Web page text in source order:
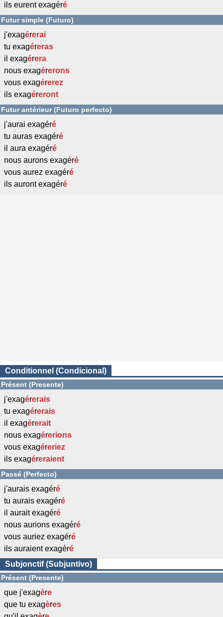
ils eurent exagéré
Futur simple (Futuro)
j'exagérerai
tu exagéreras
il exagérera
nous exagérerons
vous exagérerez
ils exagéreront
Futur antérieur (Futuro perfecto)
j'aurai exagéré
tu auras exagéré
il aura exagéré
nous aurons exagéré
vous aurez exagéré
ils auront exagéré
Conditionnel (Condicional)
Présent (Presente)
j'exagérerais
tu exagérerais
il exagérerait
nous exagérerions
vous exagéreriez
ils exagéreraient
Passé (Perfecto)
j'aurais exagéré
tu aurais exagéré
il aurait exagéré
nous aurions exagéré
vous auriez exagéré
ils auraient exagéré
Subjonctif (Subjuntivo)
Présent (Presente)
que j'exagère
que tu exagères